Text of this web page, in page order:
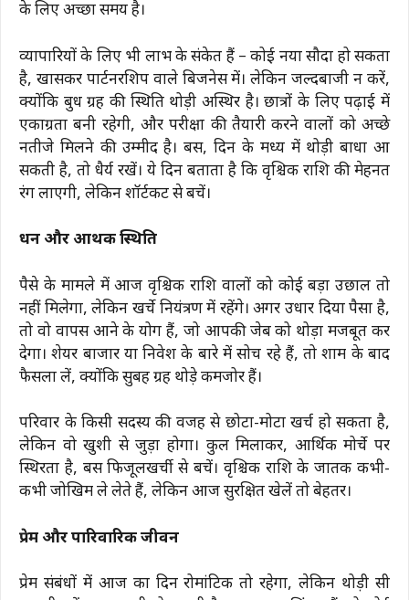
के लिए अच्छा समय है।
व्यापारियों के लिए भी लाभ के संकेत हैं – कोई नया सौदा हो सकता
है, खासकर पार्टनरशिप वाले बिजनेस में। लेकिन जल्दबाजी न करें,
क्योंकि बुध ग्रह की स्थिति थोड़ी अस्थिर है। छात्रों के लिए पढ़ाई में
एकाग्रता बनी रहेगी, और परीक्षा की तैयारी करने वालों को अच्छे
नतीजे मिलने की उम्मीद है। बस, दिन के मध्य में थोड़ी बाधा आ
सकती है, तो धैर्य रखें। ये दिन बताता है कि वृश्चिक राशि की मेहनत
रंग लाएगी, लेकिन शॉर्टकट से बचें।
धन और आर्थिक स्थिति
पैसे के मामले में आज वृश्चिक राशि वालों को कोई बड़ा उछाल तो
नहीं मिलेगा, लेकिन खर्चे नियंत्रण में रहेंगे। अगर उधार दिया पैसा है,
तो वो वापस आने के योग हैं, जो आपकी जेब को थोड़ा मजबूत कर
देगा। शेयर बाजार या निवेश के बारे में सोच रहे हैं, तो शाम के बाद
फैसला लें, क्योंकि सुबह ग्रह थोड़े कमजोर हैं।
परिवार के किसी सदस्य की वजह से छोटा-मोटा खर्च हो सकता है,
लेकिन वो खुशी से जुड़ा होगा। कुल मिलाकर, आर्थिक मोर्चे पर
स्थिरता है, बस फिजूलखर्ची से बचें। वृश्चिक राशि के जातक कभी-
कभी जोखिम ले लेते हैं, लेकिन आज सुरक्षित खेलें तो बेहतर।
प्रेम और पारिवारिक जीवन
प्रेम संबंधों में आज का दिन रोमांटिक तो रहेगा, लेकिन थोड़ी सी